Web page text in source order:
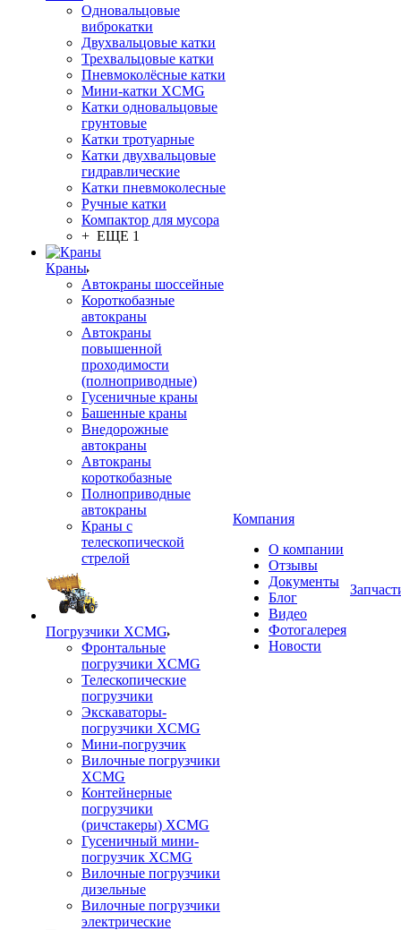
Одновальцовые
виброкатки
Двухвальцовые катки
Трехвальцовые катки
Пневмоколёсные катки
Мини-катки XCMG
Катки одновальцовые
грунтовые
Катки тротуарные
Катки двухвальцовые
гидравлические
Катки пневмоколесные
Ручные катки
Компактор для мусора
+ ЕЩЕ 1
Краны
Автокраны шоссейные
Короткобазные
автокраны
Автокраны
повышенной
проходимости
(полноприводные)
Гусеничные краны
Башенные краны
Внедорожные
автокраны
Автокраны
короткобазные
Полноприводные
автокраны
Краны с
телескопической
стрелой
Погрузчики XCMG
Фронтальные
погрузчики XCMG
Телескопические
погрузчики
Экскаваторы-
погрузчики XCMG
Мини-погрузчик
Вилочные погрузчики
XCMG
Контейнерные
погрузчики
(ричстакеры) XCMG
Гусеничный мини-
погрузчик XCMG
Вилочные погрузчики
дизельные
Вилочные погрузчики
электрические
Компания
О компании
Отзывы
Документы
Блог
Видео
Фотогалерея
Новости